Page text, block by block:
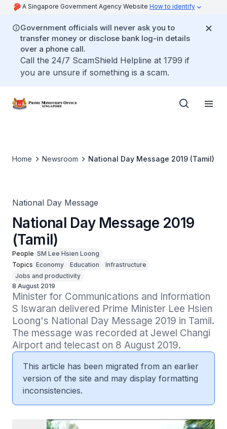
A Singapore Government Agency Website How to identify
Government officials will never ask you to
transfer money or disclose bank log-in details
over a phone call.
Call the 24/7 ScamShield Helpline at 1799 if
you are unsure if something is a scam.
Home Newsroom National Day Message 2019 (Tamil)
National Day Message
National Day Message 2019
(Tamil)
People SM Lee Hsien Loong
Topics Economy Education
Infrastructure
Jobs and productivity
8 August 2019
Minister for Communications and Information
S Iswaran delivered Prime Minister Lee Hsien
Loong's National Day Message 2019 in Tamil.
The message was recorded at Jewel Changi
Airport and telecast on 8 August 2019.
This article has been migrated from an earlier
version of the site and may display formatting
inconsistencies.